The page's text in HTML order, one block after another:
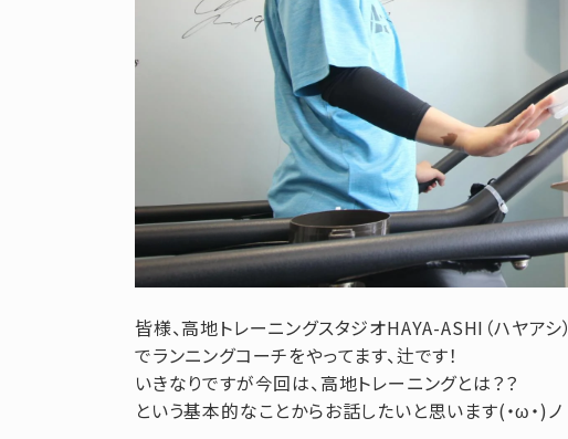
皆様、高地トレーニングスタジオHAYA-ASHI（ハヤアシ）
でランニングコーチをやってます、辻です！
いきなりですが今回は、高地トレーニングとは？？
という基本的なことからお話したいと思います(・ω・)ノ